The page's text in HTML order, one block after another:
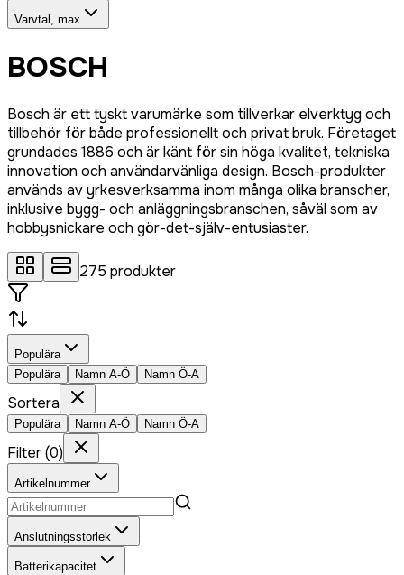
Varvtal, max
BOSCH
Bosch är ett tyskt varumärke som tillverkar elverktyg och
tillbehör för både professionellt och privat bruk. Företaget
grundades 1886 och är känt för sin höga kvalitet, tekniska
innovation och användarvänliga design. Bosch-produkter
används av yrkesverksamma inom många olika branscher,
inklusive bygg- och anläggningsbranschen, såväl som av
hobbysnickare och gör-det-själv-entusiaster.
275 produkter
Populära
Populära
Namn A-Ö Namn Ö-A
Sortera
Populära Namn A-Ö Namn Ö-A
Filter(0)
Artikelnummer
Anslutningsstorlek
Batterikapacitet